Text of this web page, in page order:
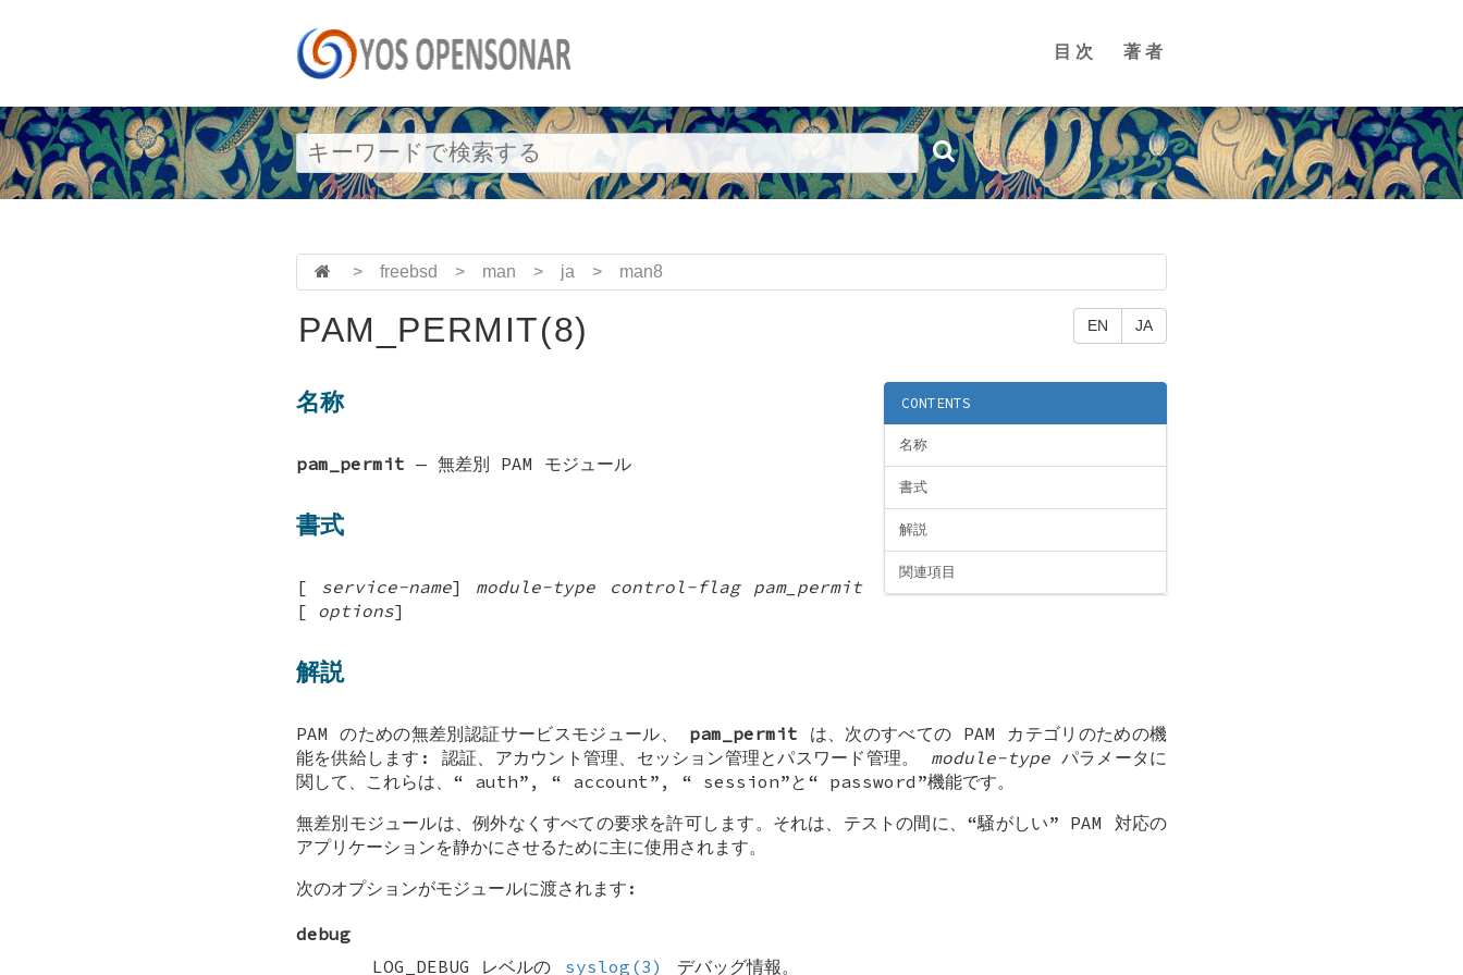
目次 著者
> freebsd > man > ja > man8
EN JA
PAM_PERMIT(8)
CONTENTS
名称
書式
解説
関連項目
名称
pam_permit — 無差別 PAM モジュール
書式
[ service-name] module-type control-flag
pam_permit
[ options]
解説
PAM のための無差別認証サービスモジュール、 pam_permit は、次のすべての PAM カテゴリのための機
能を供給します: 認証、アカウント管理、セッション管理とパスワード管理。 module-typeパラメータに
関して、これらは、“ auth”, “ account ”, “ session”と“ password ”機能です。
無差別モジュールは、例外なくすべての要求を許可します。それは、テストの間に、“騒がしい” PAM 対応の
アプリケーションを静かにさせるために主に使用されます。
次のオプションがモジュールに渡されます:
debug
LOG_DEBUG レベルの syslog(3) デバッグ情報。